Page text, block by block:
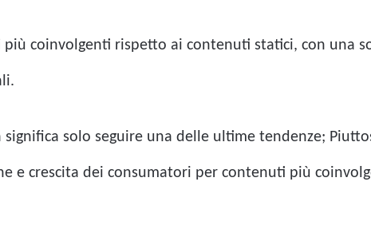
coinvolgenti rispetto ai contenuti statici, con una
solo seguire una delle ultime tendenze;
e crescita dei consumatori per contenuti più